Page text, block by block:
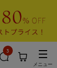
3
メニュー